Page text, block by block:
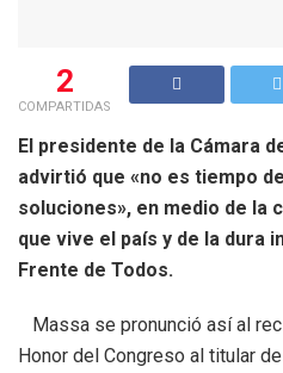
2
COMPARTIDAS
El presidente de la Cámara
advirtió que «no es tiempo
soluciones», en medio de la
que vive el país y de la dura
Frente de Todos.
Massa se pronunció así al
Honor del Congreso al titular